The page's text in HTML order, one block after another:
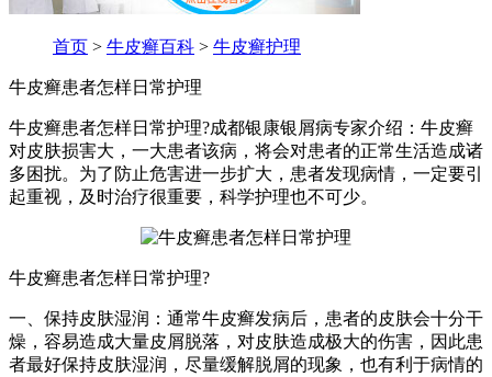
首页 > 牛皮癣百科 > 牛皮癣护理
牛皮癣患者怎样日常护理
牛皮癣患者怎样日常护理?成都银康银屑病专家介绍：牛皮癣
对皮肤损害大，一大患者该病，将会对患者的正常生活造成诸
多困扰。为了防止危害进一步扩大，患者发现病情，一定要引
起重视，及时治疗很重要，科学护理也不可少。
牛皮癣患者怎样日常护理?
一、保持皮肤湿润：通常牛皮癣发病后，患者的皮肤会十分干
燥，容易造成大量皮屑脱落，对皮肤造成极大的伤害，因此患
者最好保持皮肤湿润，尽量缓解脱屑的现象，也有利于病情的